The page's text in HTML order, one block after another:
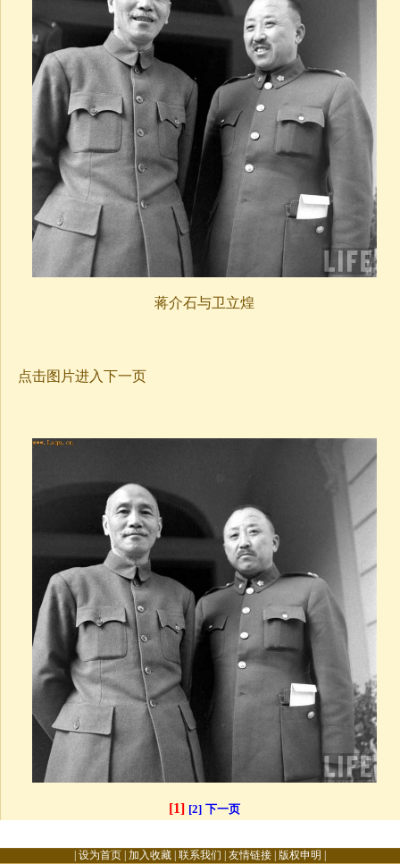
蒋介石与卫立煌
点击图片进入下一页
[1] [2] 下一页
| 设为首页 | 加入收藏 | 联系我们 | 友情链接 | 版权申明 |